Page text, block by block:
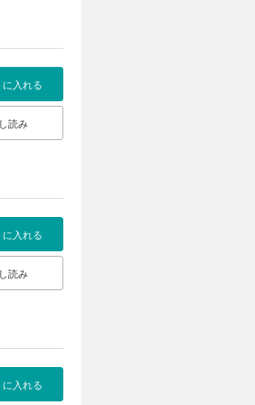
に入れる
読み
に入れる
読み
に入れる